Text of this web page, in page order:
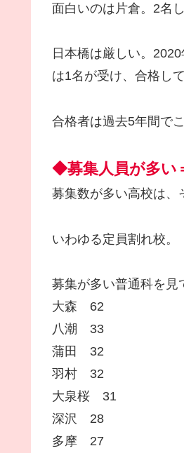
面白いのは片倉。2名
日本橋は厳しい。
は1名が受け、合格して
合格者は過去5年間で
◆募集人員が多い
募集数が多い高校は、
いわゆる定員割れ校。
募集が多い普通科を見
大森 62
八潮 33
蒲田 32
羽村 32
大泉桜 31
深沢 28
多摩 27